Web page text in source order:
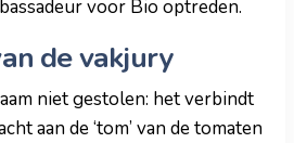
voor Bio optreden.
de vakjury
niet gestolen: het verbindt
aan de ‘tom’ van de tomaten